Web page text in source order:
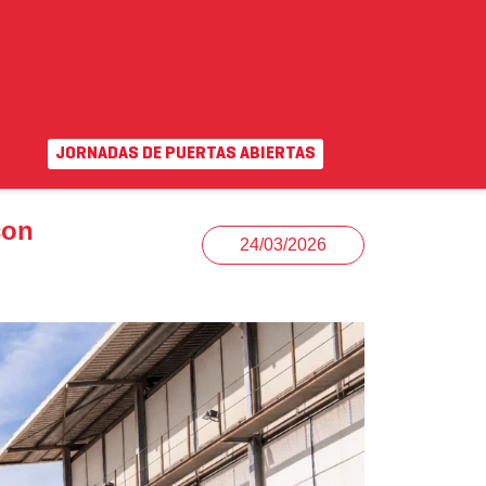
Campus virtual EN|VA
JORNADAS DE PUERTAS ABIERTAS
emocional
24/03/2026